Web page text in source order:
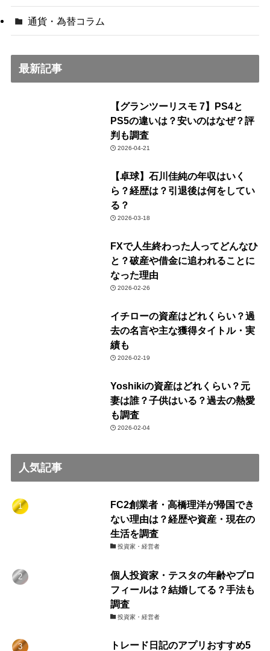
通貨・為替コラム
最新記事
【グランツーリスモ 7】PS4と
PS5の違いは？安いのはなぜ？評
判も調査
2026-04-21
【卓球】石川佳純の年収はいく
ら？経歴は？引退後は何をしてい
る？
2026-03-18
FXで人生終わった人ってどんなひ
と？破産や借金に追われることに
なった理由
2026-02-26
イチローの資産はどれくらい？過
去の名言や主な獲得タイトル・実
績も
2026-02-19
Yoshikiの資産はどれくらい？元
妻は誰？子供はいる？過去の熱愛
も調査
2026-02-04
人気記事
FC2創業者・高橋理洋が帰国でき
ない理由は？経歴や資産・現在の
生活を調査
投資家・経営者
個人投資家・テスタの年齢やプロ
フィールは？結婚してる？手法も
調査
投資家・経営者
トレード日記のアプリおすすめ5